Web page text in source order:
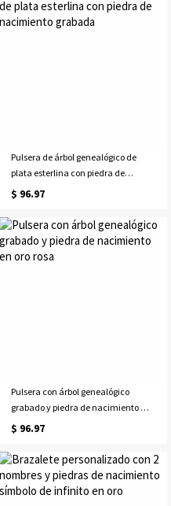
Pulsera de árbol genealógico de
plata esterlina con piedra de
nacimiento grabada
$ 96.97
Pulsera con árbol genealógico
grabado y piedra de nacimiento en
oro rosa
$ 96.97